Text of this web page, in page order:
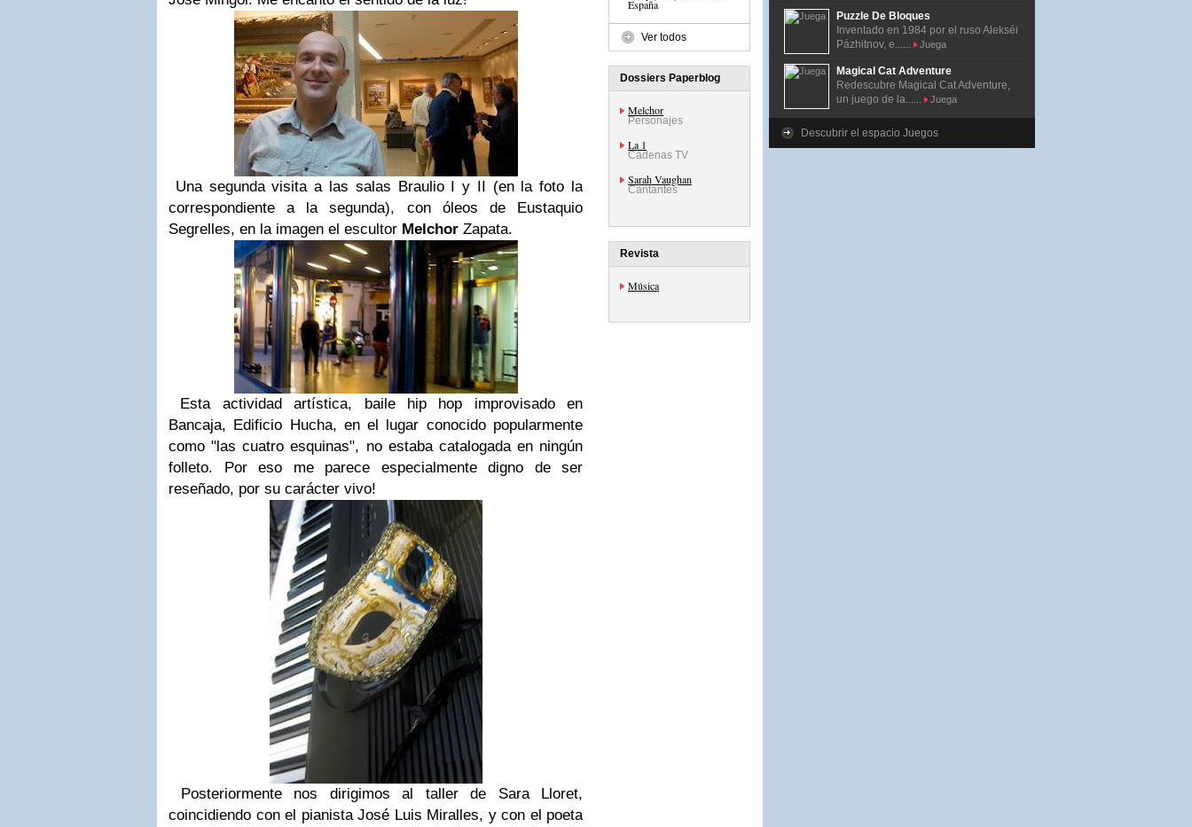
Una segunda visita a las salas Braulio I y II (en la foto la
correspondiente a la segunda), con óleos de Eustaquio
Segrelles, en la imagen el escultor Melchor Zapata.
Esta actividad artística, baile hip hop improvisado en
Bancaja, Edificio Hucha, en el lugar conocido popularmente
como "las cuatro esquinas", no estaba catalogada en ningún
folleto. Por eso me parece especialmente digno de ser
reseñado, por su carácter vivo!
Posteriormente nos dirigimos al taller de Sara Lloret,
coincidiendo con el pianista José Luis Miralles, y con el poeta
España
Ver todos
Dossiers Paperblog
Melchor
Personajes
La 1
Cadenas TV
Sarah Vaughan
Cantantes
Revista
Música
Puzzle De Bloques
Inventado en 1984 por el ruso Alekséi
Pázhitnov, e......
Juega
Magical Cat Adventure
Redescubre Magical Cat Adventure,
un juego de la......
Juega
Descubrir el espacio Juegos